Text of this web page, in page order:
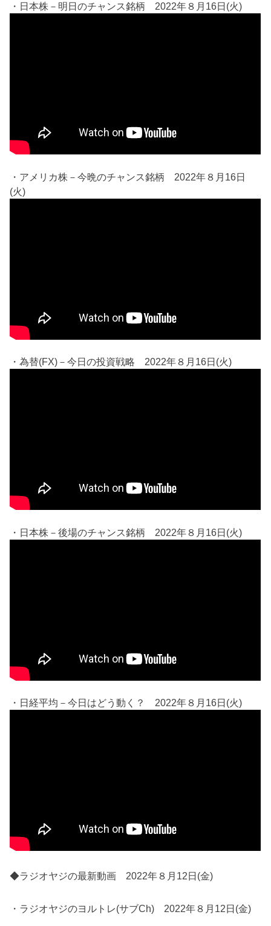
・日本株－明日のチャンス銘柄 2022年８月16日(火)
・アメリカ株－今晩のチャンス銘柄 2022年８月16日
(火)
・為替(FX)－今日の投資戦略 2022年８月16日(火)
・日本株－後場のチャンス銘柄 2022年８月16日(火)
・日経平均－今日はどう動く？ 2022年８月16日(火)
◆ラジオヤジの最新動画 2022年８月12日(金)
・ラジオヤジのヨルトレ(サブCh) 2022年８月12日(金)